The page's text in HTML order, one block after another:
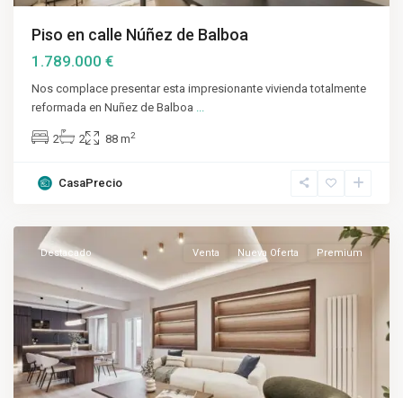
Piso en calle Núñez de Balboa
1.789.000 €
Nos complace presentar esta impresionante vivienda totalmente
reformada en Nuñez de Balboa ...
2 2 88 m2
CasaPrecio
Chamberí,
Destacado Venta Nueva Oferta Premium